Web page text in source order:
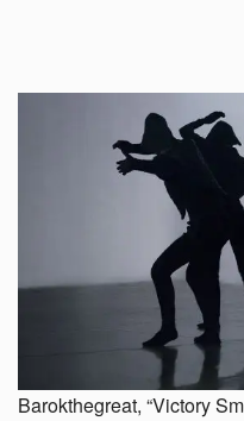
Barokthegreat, “Victory